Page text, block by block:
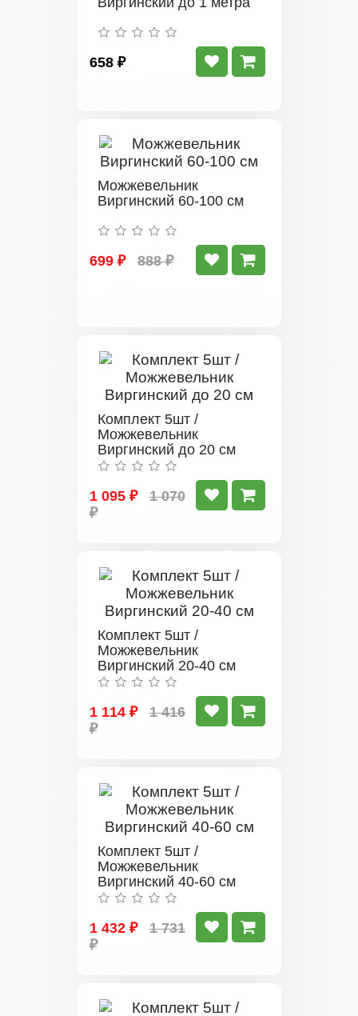
658 ₽
Можжевельник
Виргинский 60-100 см
699 ₽ 888 ₽
Комплект 5шт /
Можжевельник
Виргинский до 20 см
1 095 ₽
1 070
₽
Комплект 5шт /
Можжевельник
Виргинский 20-40 см
1 114 ₽
1 416
₽
Комплект 5шт /
Можжевельник
Виргинский 40-60 см
1 432 ₽
1 731
₽